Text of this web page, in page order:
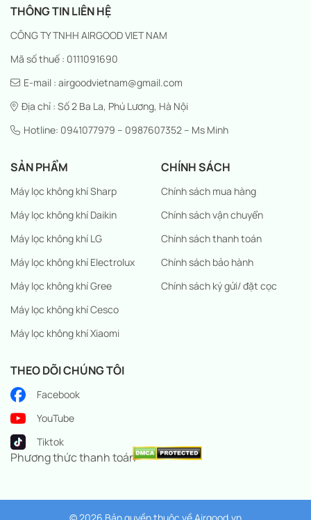
THÔNG TIN LIÊN HỆ
CÔNG TY TNHH AIRGOOD VIET NAM
Mã số thuế : 0111091690
E-mail : airgoodvietnam@gmail.com
Địa chỉ : Số 2 Ba La, Phú Lương, Hà Nội
Hotline: 0941077979 – 0987607352 – Ms Minh
SẢN PHẨM
Máy lọc không khí Sharp
Máy lọc không khí Daikin
Máy lọc không khí LG
Máy lọc không khí Electrolux
Máy lọc không khí Gree
Máy lọc không khí Cesco
Máy lọc không khí Xiaomi
CHÍNH SÁCH
Chính sách mua hàng
Chính sách vận chuyển
Chính sách thanh toán
Chính sách bảo hành
Chính sách ký gửi/ đặt cọc
THEO DÕI CHÚNG TÔI
Facebook
YouTube
Tiktok
Phương thức thanh toán